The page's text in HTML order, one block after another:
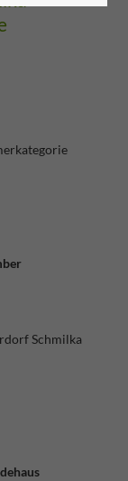
Schmilka